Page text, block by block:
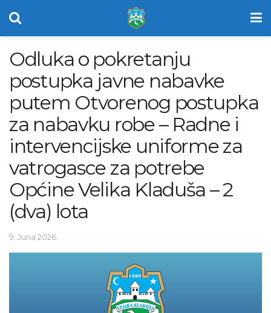
Odluka o pokretanju
postupka javne nabavke
putem Otvorenog postupka
za nabavku robe – Radne i
intervencijske uniforme za
vatrogasce za potrebe
Općine Velika Kladuša – 2
(dva) lota
9. Juna 2026.